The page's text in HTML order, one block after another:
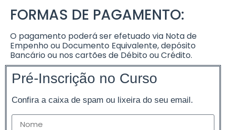
FORMAS DE PAGAMENTO:
O pagamento poderá ser efetuado via Nota de
Empenho ou Documento Equivalente, depósito
Bancário ou nos cartões de Débito ou Crédito.
Pré-Inscrição no Curso
Confira a caixa de spam ou lixeira do seu email.